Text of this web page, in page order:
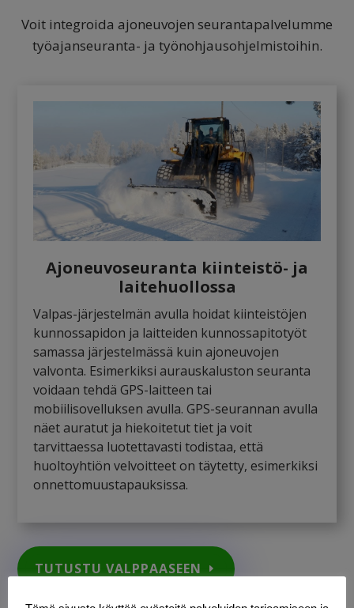
Voit integroida ajoneuvojen seurantapalvelumme
työajanseuranta- ja työnohjausohjelmistoihin.
Ajoneuvoseuranta kiinteistö- ja
laitehuollossa
Valpas-järjestelmän avulla hoidat kiinteistöjen
kunnossapidon ja laitteiden kunnossapitotyöt
samassa järjestelmässä kuin ajoneuvojen
valvonta. Esimerkiksi aurauskaluston seuranta
voidaan tehdä GPS-laitteen tai
mobiilisovelluksen avulla. GPS-seurannan avulla
näet auratut ja hiekoitetut tiet ja voit
tarvittaessa luotettavasti todistaa, että
huoltoyhtiön velvoitteet on täytetty, esimerkiksi
onnettomuustapauksissa.
TUTUSTU VALPPAASEEN